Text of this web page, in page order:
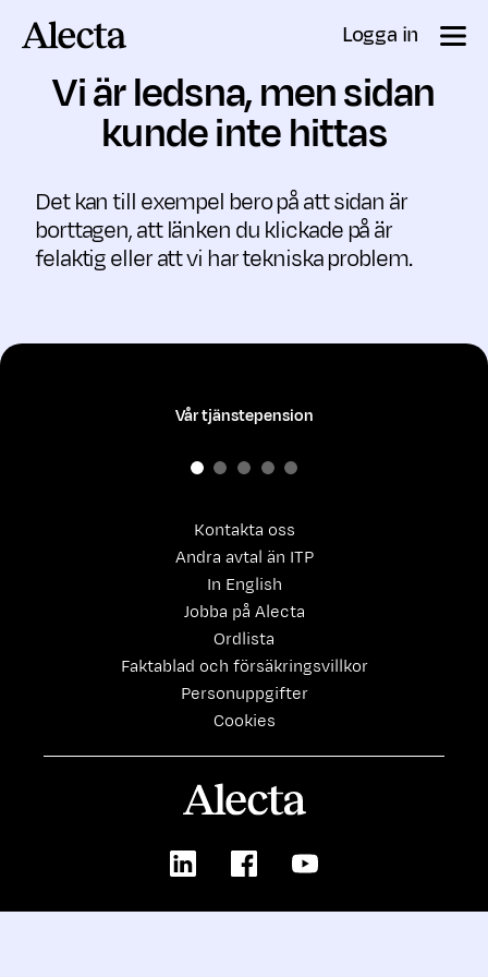
Logga in
Vi är ledsna, men sidan
kunde inte hittas
Det kan till exempel bero på att sidan är
borttagen, att länken du klickade på är
felaktig eller att vi har tekniska problem.
Kontakta oss
Andra avtal än ITP
In English
Jobba på Alecta
Ordlista
Faktablad och försäkringsvillkor
Personuppgifter
Cookies
Vår tjänstepension
LinkedIn FacebookYoutube
Alecta